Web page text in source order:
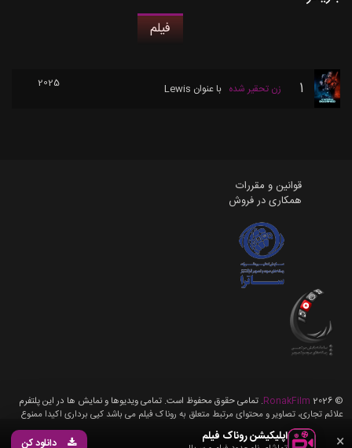
فیلم
1 زن تحقیر شده با عنوان Lewis
2025
قوانین و مقررات
همکاری در فروش
©
2026
RonakFilm. تمامی حقوق محفوظ است. تمامی ویدیوها و نمایش ها در این پلتفرم
علائم تجاری، تصاویر و محتوای مرتبط متعلق به روناک فیلم می باشد کپی برداری اکیدا ممنوع
می باشد، تمامی حقوق برای روناک فیلم محفوظ می باشد.
× اپلیکیشن روناک فیلم دانلود کن